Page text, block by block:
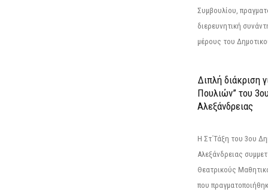
Συμβουλίου,
διερευνητική
μέρους του
Διπλή διάκριση
Πουλιών” του
Αλεξάνδρειας
Η Στ΄Τάξη του 3ου
Αλεξάνδρειας
Θεατρικούς
που